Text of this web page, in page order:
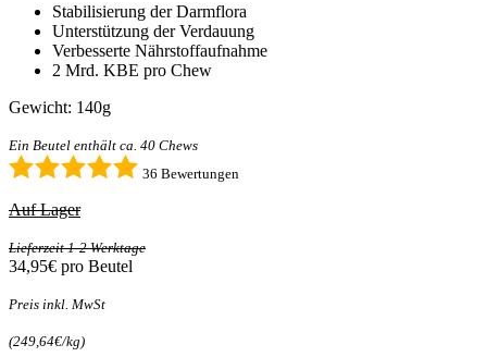
Stabilisierung der Darmflora
Unterstützung der Verdauung
Verbesserte Nährstoffaufnahme
2 Mrd. KBE pro Chew
Gewicht: 140g
Ein Beutel enthält ca. 40 Chews
36 Bewertungen
Auf Lager
Lieferzeit 1-2 Werktage
34,95€ pro Beutel
Preis inkl. MwSt
(249,64€/kg)